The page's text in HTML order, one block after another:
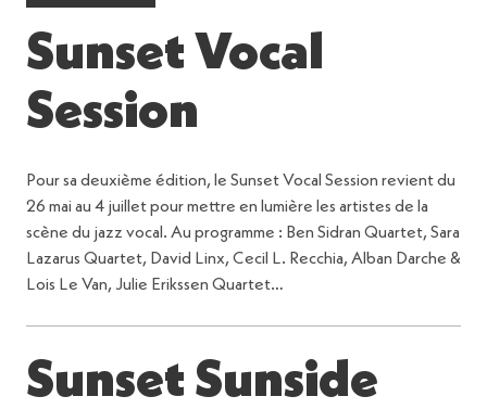
Sunset Vocal
Session
Pour sa deuxième édition, le Sunset Vocal Session revient du
26 mai au 4 juillet pour mettre en lumière les artistes de la
scène du jazz vocal. Au programme : Ben Sidran Quartet, Sara
Lazarus Quartet, David Linx, Cecil L. Recchia, Alban Darche &
Lois Le Van, Julie Erikssen Quartet…
Sunset Sunside